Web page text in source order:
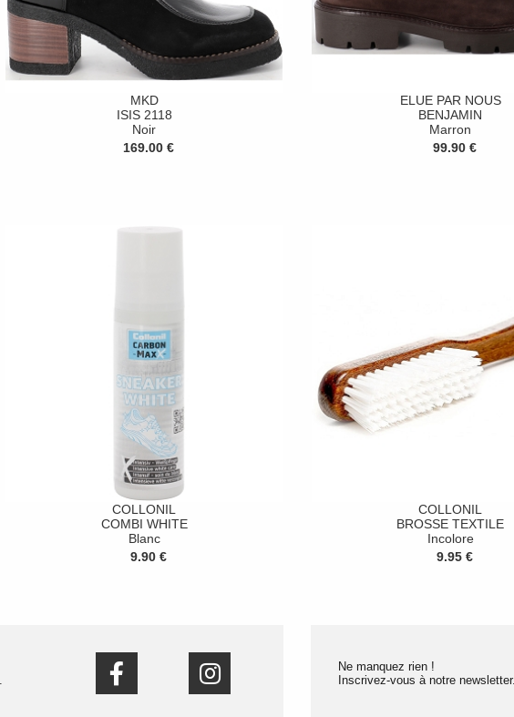
MKD
ISIS 2118
Noir
169.00 €
ELUE PAR NOUS
BENJAMIN
Marron
99.90 €
COLLONIL
COMBI WHITE
Blanc
9.90 €
COLLONIL
BROSSE TEXTILE
Incolore
9.95 €
Ne manquez rien !
Inscrivez-vous à notre newsletter.